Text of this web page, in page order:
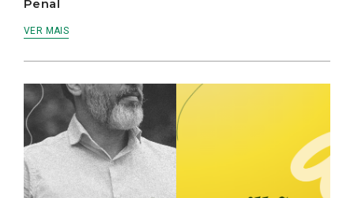
Penal
VER MAIS